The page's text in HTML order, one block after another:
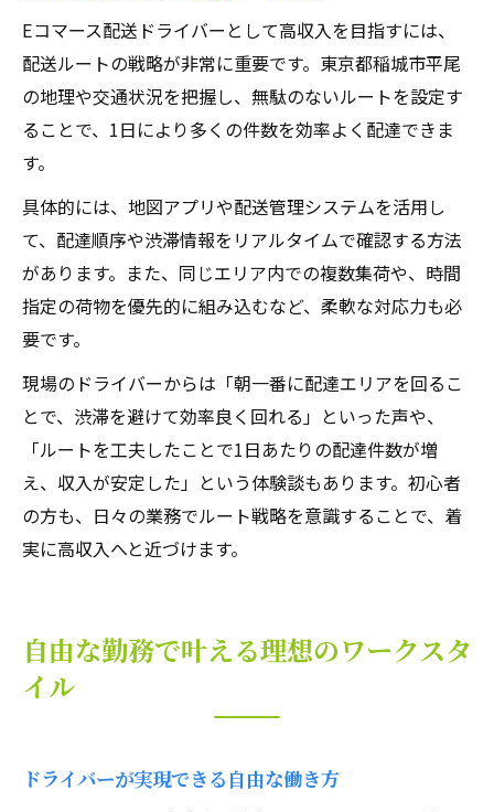
Eコマース配送ドライバーとして高収入を目指すには、
配送ルートの戦略が非常に重要です。東京都稲城市平尾
の地理や交通状況を把握し、無駄のないルートを設定す
ることで、1日により多くの件数を効率よく配達できま
す。
具体的には、地図アプリや配送管理システムを活用し
て、配達順序や渋滞情報をリアルタイムで確認する方法
があります。また、同じエリア内での複数集荷や、時間
指定の荷物を優先的に組み込むなど、柔軟な対応力も必
要です。
現場のドライバーからは「朝一番に配達エリアを回るこ
とで、渋滞を避けて効率良く回れる」といった声や、
「ルートを工夫したことで1日あたりの配達件数が増
え、収入が安定した」という体験談もあります。初心者
の方も、日々の業務でルート戦略を意識することで、着
実に高収入へと近づけます。
自由な勤務で叶える理想のワークスタ
イル
ドライバーが実現できる自由な働き方